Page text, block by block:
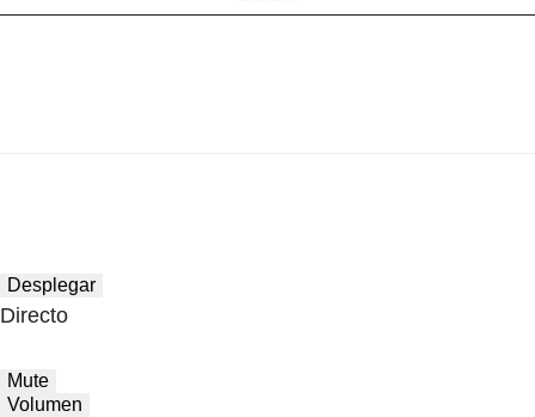
Desplegar
Directo
Mute
Volumen